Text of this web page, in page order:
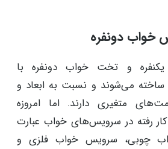
خواب دونفره
و تخت خواب دونفره با
ساخته می‌شوند و نسبت به ابعاد و
متغیری دارند. اما امروزه
رفته در سرویس‌های خواب عبارت
چوبی، سرویس خواب فلزی و